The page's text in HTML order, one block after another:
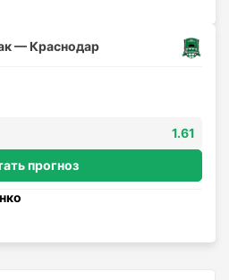
— Краснодар
1.61
прогноз